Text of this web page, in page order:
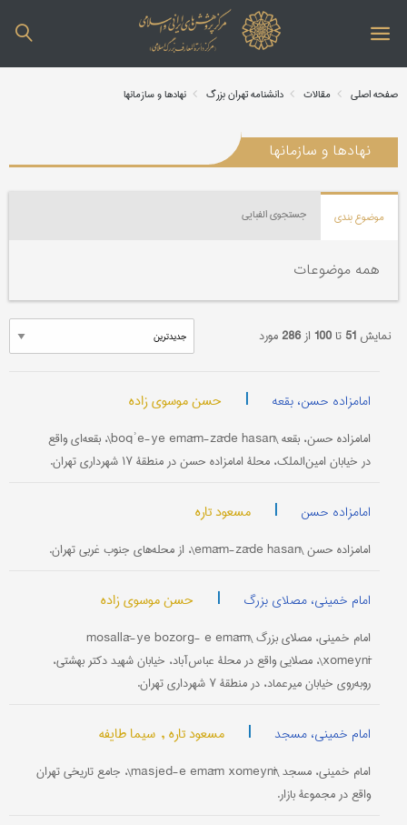
صفحه اصلی مقالات دانشنامه تهران بزرگ نهادها و سازمانها
نهادها و سازمانها
موضوع بندی جستجوی الفبایی
همه موضوعات
نمایش 51 تا100 از286مورد
امامزاده حسن، بقعه | حسن موسوی زاده
امامزاده حسن، بقعه \boqʾe-ye emām-zāde hasan\، بقعه‌ای واقع
در خیابان امین‌الملک، محلۀ امامزاده حسن در منطقۀ ۱۷ شهرداری تهران.
امامزاده حسن | مسعود تاره
امامزاده حسن \emām-zāde hasan\، از محله‌های جنوب غربی تهران.
امام خمینی، مصلای بزرگ | حسن موسوی زاده
امام خمینی، مصلای بزرگ \mosallā-ye bozorg- e emām
xomeynī\، مصلایی واقع در محلۀ عباس‌آباد، خیابان شهید دکتر بهشتی،
روبه‌روی خیابان میرعماد، در منطقۀ ۷ شهرداری تهران.
امام خمینی، مسجد | مسعود تاره , سیما طایفه
امام خمینی، مسجد \masjed-e emām xomeynī\، جامع تاریخی تهران
واقع در مجموعۀ بازار.